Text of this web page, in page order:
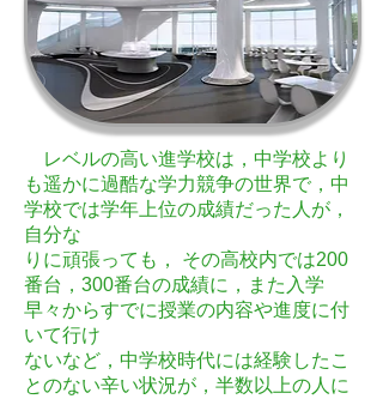
レベルの高い進学校は，中学校より
も遥かに過酷な学力競争の世界で，中
学校では学年上位の成績だった人が，
自分な
りに頑張っても， その高校内では200
番台，300番台の成績に，また入学
早々からすでに授業の内容や進度に付
いて行け
ないなど，中学校時代には経験したこ
とのない辛い状況が，半数以上の人に